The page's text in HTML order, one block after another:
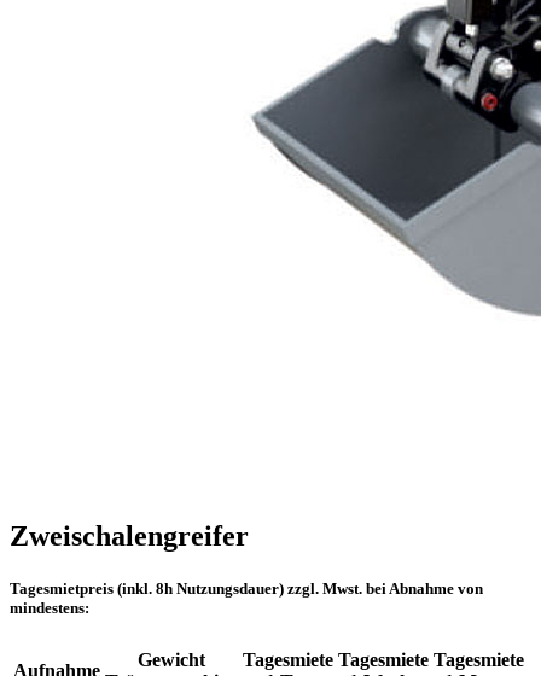
Zweischalengreifer
Tagesmietpreis (inkl. 8h Nutzungsdauer) zzgl. Mwst. bei Abnahme von
mindestens:
Aufnahme
Gewicht
Tagesmiete Tagesmiete Tagesmiete